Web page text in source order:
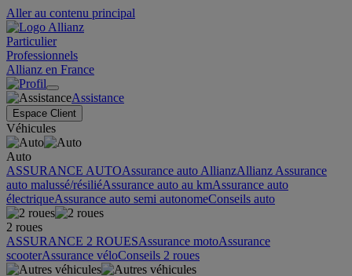
Aller au contenu principal
Particulier
Professionnels
Allianz en France
Assistance
Espace Client
Véhicules
Auto
ASSURANCE AUTOAssurance auto AllianzAllianz Assurance
auto malussé/résiliéAssurance auto au kmAssurance auto
électriqueAssurance auto semi autonomeConseils auto
2 roues
ASSURANCE 2 ROUESAssurance motoAssurance
scooterAssurance véloConseils 2 roues